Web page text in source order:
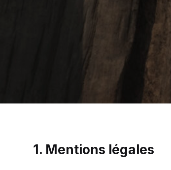
1. Mentions légales